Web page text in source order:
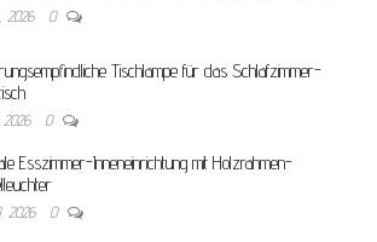
2026 0
Tischlampe für das Schlafzimmer-
2026 0
Esszimmer-Inneneinrichtung mit Holzrahmen-
2026 0